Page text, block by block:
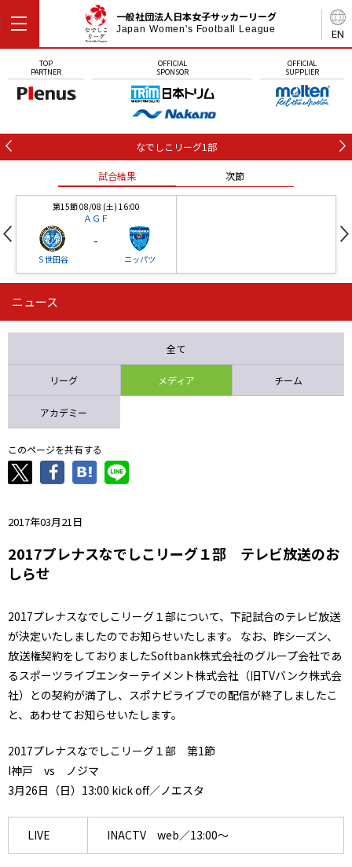
EN
一般社団法人日本女子サッカーリーグ
Japan Women's Football League
TOP
PARTNER
OFFICIAL
SPONSOR
OFFICIAL
SUPPLIER
なでしこリーグ1部
試合結果 次節
第15節 08/08 (土) 16:00
ＡＧＦ
Ｓ世田谷
-
ニッパツ
第16節 09/05 (土) 15:00
ニッパツ 石人の星
ニュース
全て
リーグ メディア チーム
アカデミー
このページを共有する
2017年03月21日
2017プレナスなでしこリーグ１部 テレビ放送のお
しらせ
2017プレナスなでしこリーグ１部について、下記試合のテレビ放送
が決定いたしましたのでお知らせいたします。 なお、昨シーズン、
放送権契約をしておりましたSoftbank株式会社のグループ会社であ
るスポーツライブエンターテイメント株式会社（旧TVバンク株式会
社）との契約が満了し、スポナビライブでの配信が終了しましたこ
と、あわせてお知らせいたします。
2017プレナスなでしこリーグ１部 第1節
I神戸 vs ノジマ
3月26日（日）13:00 kick off／ノエスタ
LIVE INACTV web／13:00～